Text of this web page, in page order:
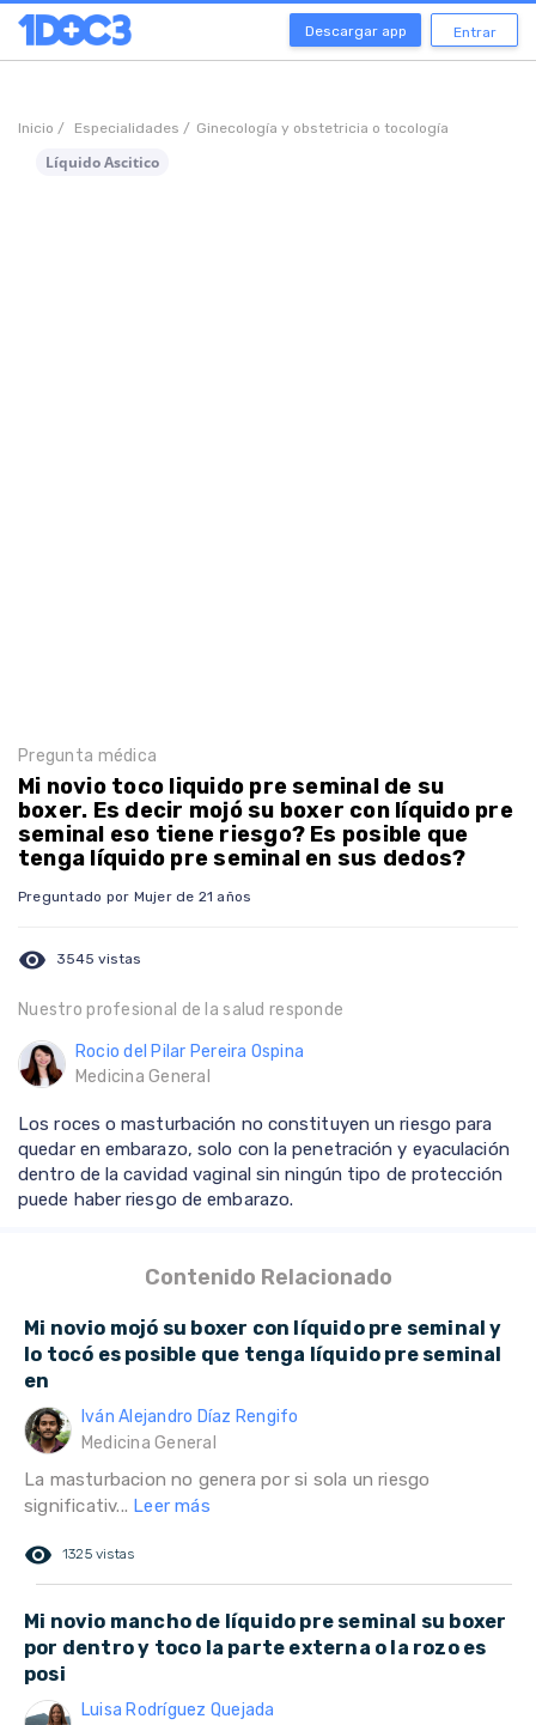
Descargar app Entrar
Inicio / Especialidades / Ginecología y obstetricia o tocología
Líquido Ascitico
Pregunta médica
Mi novio toco liquido pre seminal de su
boxer. Es decir mojó su boxer con líquido pre
seminal eso tiene riesgo? Es posible que
tenga líquido pre seminal en sus dedos?
Preguntado por Mujer de 21 años
visibility 3545 vistas
Nuestro profesional de la salud responde
Rocio del Pilar Pereira Ospina
Medicina General
Los roces o masturbación no constituyen un riesgo para
quedar en embarazo, solo con la penetración y eyaculación
dentro de la cavidad vaginal sin ningún tipo de protección
puede haber riesgo de embarazo.
Contenido Relacionado
Mi novio mojó su boxer con líquido pre seminal y
lo tocó es posible que tenga líquido pre seminal
en
Iván Alejandro Díaz Rengifo
Medicina General
La masturbacion no genera por si sola un riesgo
significativ... Leer más
remove_red_eye 1325 vistas
Mi novio mancho de líquido pre seminal su boxer
por dentro y toco la parte externa o la rozo es
posi
Luisa Rodríguez Quejada